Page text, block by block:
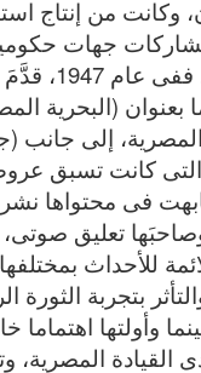
وكانت من إنتاج
جهات
ومؤسسات.
بعنوان (البحرية
إلى جانب
التى كانت تسبق
فى محتواها
تعليق
للأحداث
1952 والتأثر بتجربة
وأولتها اهتماما
القيادة المصرية،